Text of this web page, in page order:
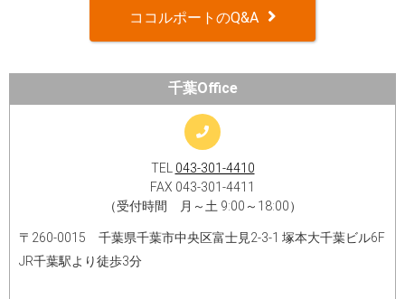
ココルポートのQ&A
千葉Office
TEL 043-301-4410
FAX 043-301-4411
（受付時間 月～土 9:00～18:00）
〒260-0015 千葉県千葉市中央区富士見2-3-1 塚本大千葉ビル6F
JR千葉駅より徒歩3分